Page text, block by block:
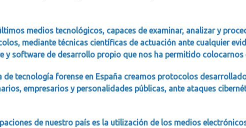
medios tecnológicos, capaces de examinar, analizar y
mediante técnicas científicas de actuación ante cualquier
y software de desarrollo propio que nos ha permitido colocarnos
de tecnología forense en España creamos protocolos
empresarios y personalidades públicas, ante ataques
de nuestro país es la utilización de los medios